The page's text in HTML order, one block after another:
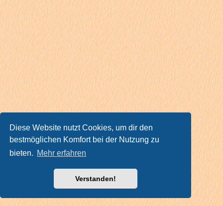
Diese Website nutzt Cookies, um dir den
bestmöglichen Komfort bei der Nutzung zu
bieten. Mehr erfahren
Verstanden!